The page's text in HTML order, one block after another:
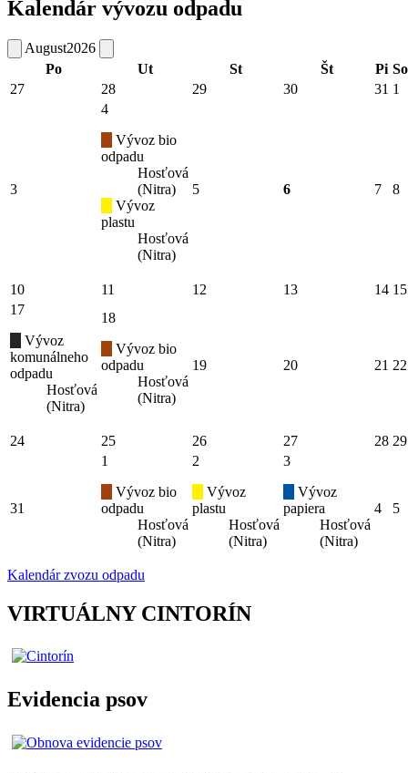
Kalendár vývozu odpadu
August2026
Po
Ut St Št Pi So
27
28 29 30 31 1
3
4
Vývoz bio
odpadu
Hosťová
(Nitra)
Vývoz
plastu
Hosťová
(Nitra)
5 6 7 8
10 11 12 13 14 15
17
Vývoz
komunálneho
odpadu
Hosťová
(Nitra)
18
Vývoz bio
odpadu
Hosťová
(Nitra)
19 20 21 22
24 25 26 27 28 29
31
1
Vývoz bio
odpadu
Hosťová
(Nitra)
2
Vývoz
plastu
Hosťová
(Nitra)
3
Vývoz
papiera
Hosťová
(Nitra)
4 5
Kalendár zvozu odpadu
VIRTUÁLNY CINTORÍN
Evidencia psov